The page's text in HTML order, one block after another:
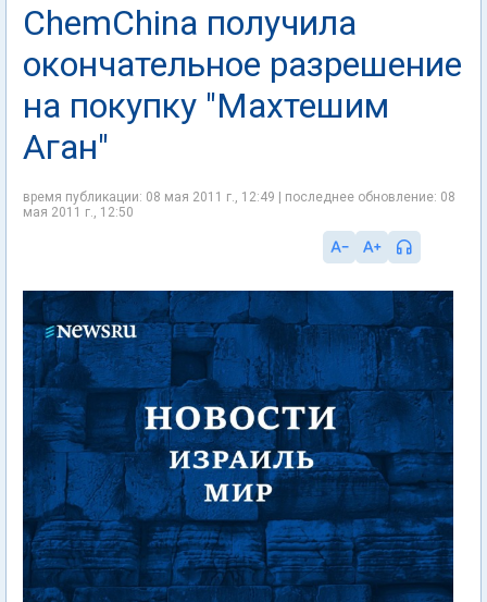
ChemChina получила
окончательное разрешение
на покупку "Махтешим
Аган"
время публикации: 08 мая 2011 г., 12:49 | последнее обновление: 08
мая 2011 г., 12:50